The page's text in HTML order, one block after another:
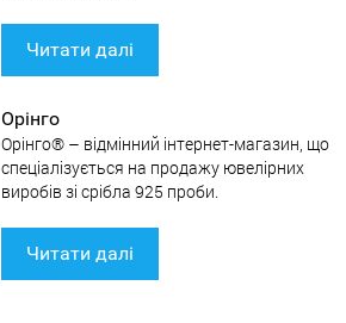
Читати далі
Орінго
Oрiнго® – відмінний інтернет-магазин, що
спеціалізується на продажу ювелірних
виробів зі срібла 925 проби.
Читати далі